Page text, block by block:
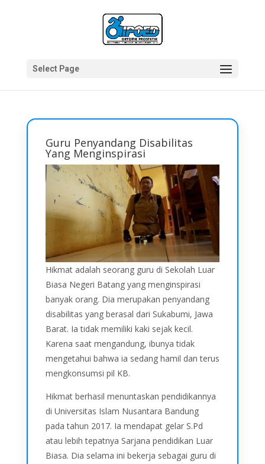
Select Page
Guru Penyandang Disabilitas
Yang Menginspirasi
Hikmat adalah seorang guru di Sekolah Luar
Biasa Negeri Batang yang menginspirasi
banyak orang. Dia merupakan penyandang
disabilitas yang berasal dari Sukabumi, Jawa
Barat. Ia tidak memiliki kaki sejak kecil.
Karena saat mengandung, ibunya tidak
mengetahui bahwa ia sedang hamil dan terus
mengkonsumsi pil KB.
Hikmat berhasil menuntaskan pendidikannya
di Universitas Islam Nusantara Bandung
pada tahun 2017. Ia mendapat gelar S.Pd
atau lebih tepatnya Sarjana pendidikan Luar
Biasa. Dia selama ini bekerja sebagai guru di